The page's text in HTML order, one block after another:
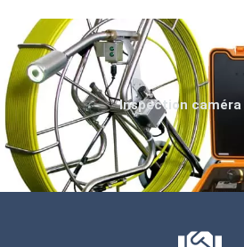
Inspection caméra